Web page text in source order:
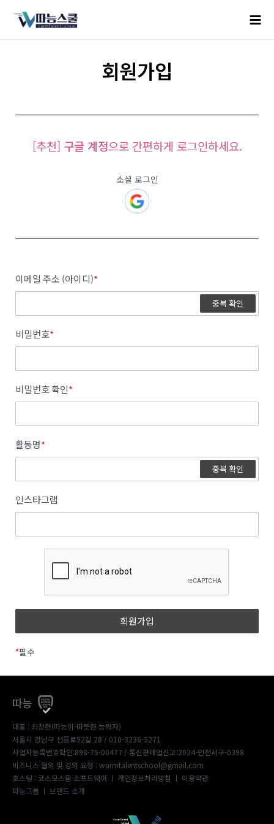
회원가입
[추천] 구글 계정으로 간편하게 로그인하세요.
소셜 로그인
이메일 주소 (아이디)*
중복 확인
비밀번호*
비밀번호 확인*
활동명*
중복 확인
인스타그램
*필수
따능
대표 : 최창현(따능이-따뜻한 능력자)
서울시 강남구 선릉로92길 28 / 010-3236-5271
사업자등록번호확인:898-75-00477 / 통신판매업신고:2024-인천서구-0398
비즈니스 협의 및 강의 요청 : warmtalentschool@gmail.com
호스팅 : 코스모스팜 소프트웨어 ㅣ 개인정보처리방침 ㅣ 이용약관
따능그룹 ㅣ 브랜드 소개